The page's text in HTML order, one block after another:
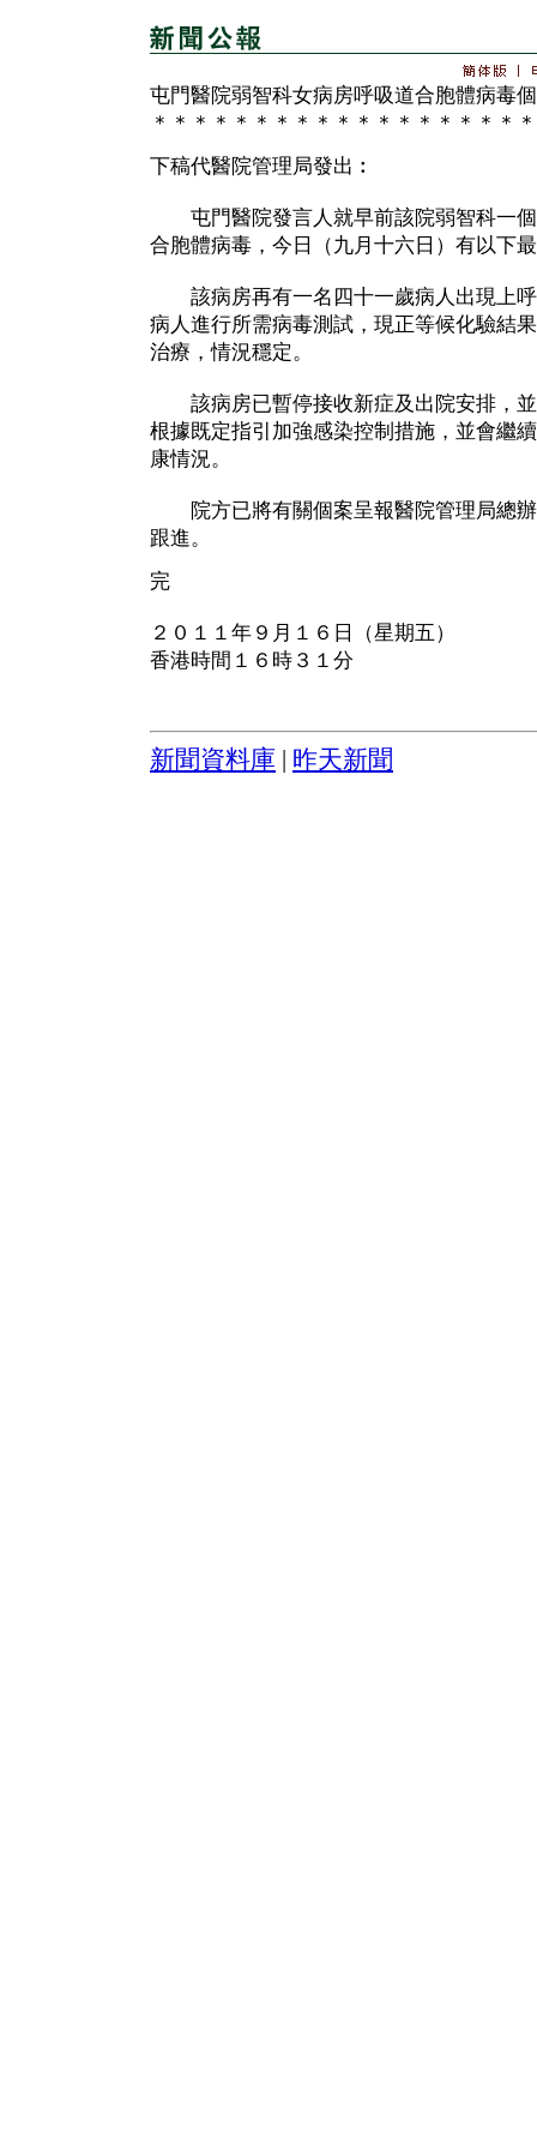
屯門醫院弱智科女病房呼吸道合胞體病毒
＊＊＊＊＊＊＊＊＊＊＊＊＊＊＊＊＊＊
下稿代醫院管理局發出︰
屯門醫院發言人就早前該院弱智科一個
合胞體病毒，今日（九月十六日）有以下
該病房再有一名四十一歲病人出現上呼
病人進行所需病毒測試，現正等候化驗結
治療，情況穩定。
該病房已暫停接收新症及出院安排，並
根據既定指引加強感染控制措施，並會繼
康情況。
院方已將有關個案呈報醫院管理局總辦
跟進。
完
２０１１年９月１６日（星期五）
香港時間１６時３１分
新聞資料庫 昨天新聞